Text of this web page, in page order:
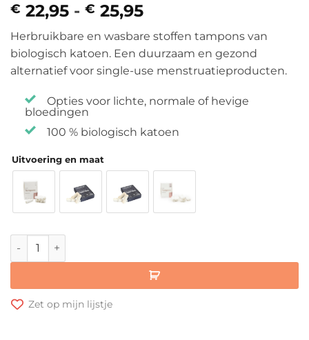
€ 22,95 - € 25,95
€ 22,95
tot
€ 25,95
Herbruikbare en wasbare stoffen tampons van
biologisch katoen. Een duurzaam en gezond
alternatief voor single-use menstruatieproducten.
Opties voor lichte, normale of hevige
bloedingen
100 % biologisch katoen
Uitvoering en maat
ImseVimse Herbruikbare Tampons aantal
Zet op mijn lijstje